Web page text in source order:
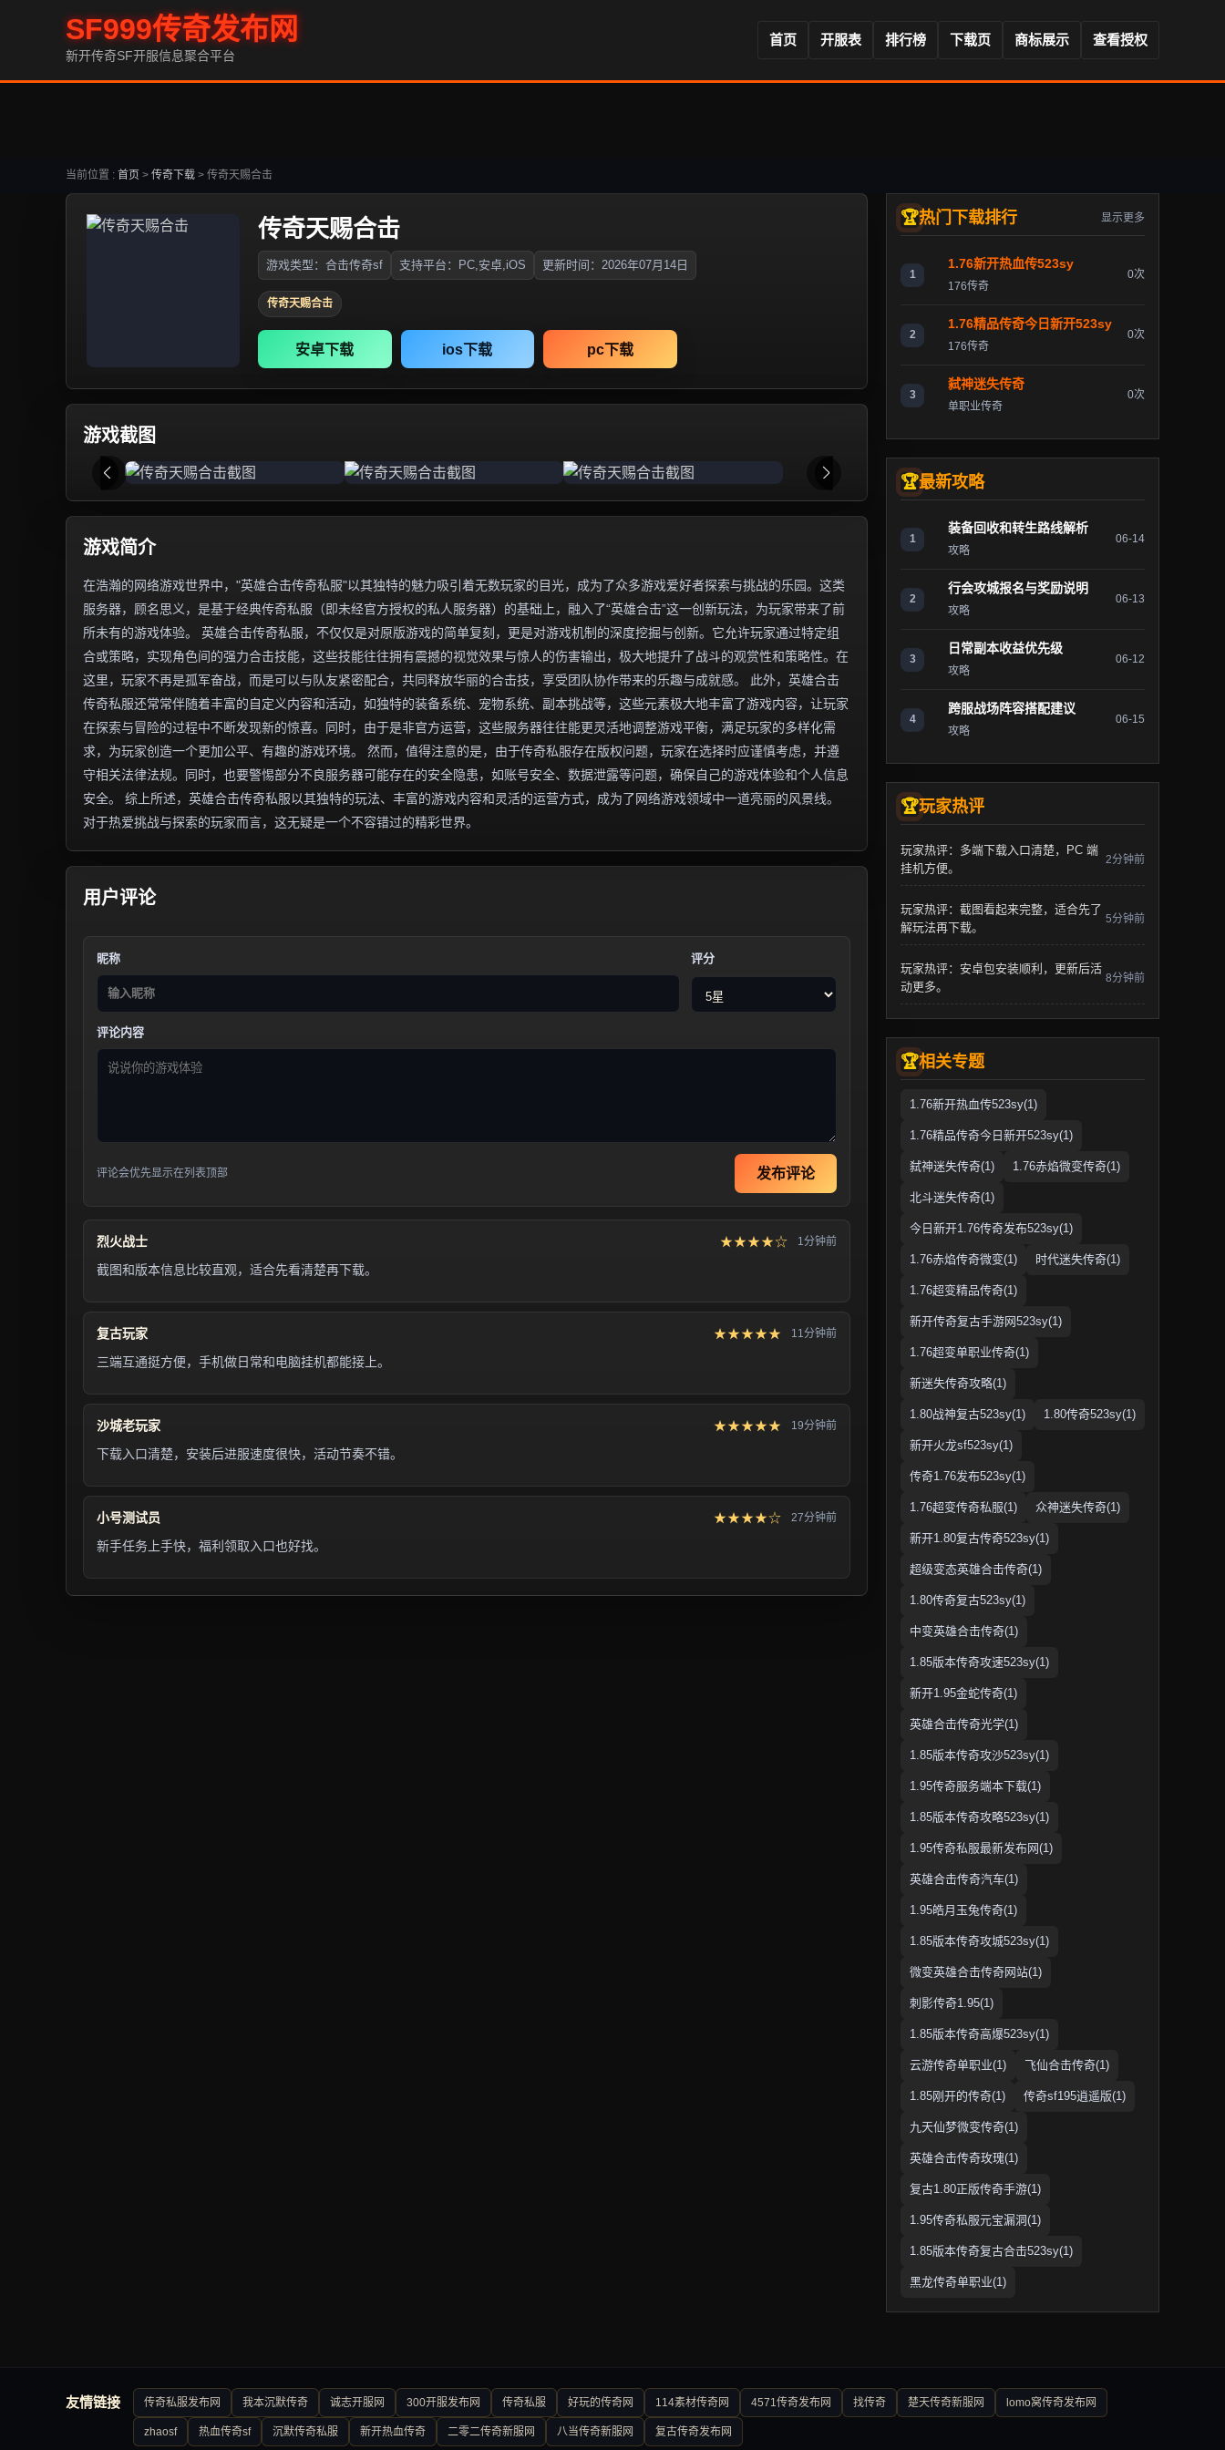
SF999传奇发布网
新开传奇SF开服信息聚合平台
首页 开服表 排行榜 下载页 商标展示 查看授权
当前位置 : 首页 > 传奇下载 > 传奇天赐合击
传奇天赐合击
游戏类型：合击传奇sf 支持平台：PC,安卓,iOS 更新时间：2026年07月14日
传奇天赐合击
安卓下载 ios下载 pc下载
游戏截图
游戏简介
在浩瀚的网络游戏世界中，"英雄合击传奇私服"以其独特的魅力吸引着无数玩家的目光，成为了众多游戏爱好者探索与挑战的乐园。这类
服务器，顾名思义，是基于经典传奇私服（即未经官方授权的私人服务器）的基础上，融入了“英雄合击”这一创新玩法，为玩家带来了前
所未有的游戏体验。 英雄合击传奇私服，不仅仅是对原版游戏的简单复刻，更是对游戏机制的深度挖掘与创新。它允许玩家通过特定组
合或策略，实现角色间的强力合击技能，这些技能往往拥有震撼的视觉效果与惊人的伤害输出，极大地提升了战斗的观赏性和策略性。在
这里，玩家不再是孤军奋战，而是可以与队友紧密配合，共同释放华丽的合击技，享受团队协作带来的乐趣与成就感。 此外，英雄合击
传奇私服还常常伴随着丰富的自定义内容和活动，如独特的装备系统、宠物系统、副本挑战等，这些元素极大地丰富了游戏内容，让玩家
在探索与冒险的过程中不断发现新的惊喜。同时，由于是非官方运营，这些服务器往往能更灵活地调整游戏平衡，满足玩家的多样化需
求，为玩家创造一个更加公平、有趣的游戏环境。 然而，值得注意的是，由于传奇私服存在版权问题，玩家在选择时应谨慎考虑，并遵
守相关法律法规。同时，也要警惕部分不良服务器可能存在的安全隐患，如账号安全、数据泄露等问题，确保自己的游戏体验和个人信息
安全。 综上所述，英雄合击传奇私服以其独特的玩法、丰富的游戏内容和灵活的运营方式，成为了网络游戏领域中一道亮丽的风景线。
对于热爱挑战与探索的玩家而言，这无疑是一个不容错过的精彩世界。
用户评论
昵称 评分
评论内容
评论会优先显示在列表顶部 发布评论
烈火战士 ★★★★☆ 1分钟前
截图和版本信息比较直观，适合先看清楚再下载。
复古玩家 ★★★★★ 11分钟前
三端互通挺方便，手机做日常和电脑挂机都能接上。
沙城老玩家 ★★★★★ 19分钟前
下载入口清楚，安装后进服速度很快，活动节奏不错。
小号测试员 ★★★★☆ 27分钟前
新手任务上手快，福利领取入口也好找。
热门下载排行 显示更多
1
1.76新开热血传523sy
176传奇
0次
2
1.76精品传奇今日新开523sy
176传奇
0次
3
弑神迷失传奇
单职业传奇
0次
最新攻略
1
装备回收和转生路线解析
攻略
06-14
2
行会攻城报名与奖励说明
攻略
06-13
3
日常副本收益优先级
攻略
06-12
4
跨服战场阵容搭配建议
攻略
06-15
玩家热评
玩家热评：多端下载入口清楚，PC 端
挂机方便。
2分钟前
玩家热评：截图看起来完整，适合先了
解玩法再下载。
5分钟前
玩家热评：安卓包安装顺利，更新后活
动更多。
8分钟前
相关专题
1.76新开热血传523sy(1)
1.76精品传奇今日新开523sy(1)
弑神迷失传奇(1) 1.76赤焰微变传奇(1)
北斗迷失传奇(1)
今日新开1.76传奇发布523sy(1)
1.76赤焰传奇微变(1) 时代迷失传奇(1)
1.76超变精品传奇(1)
新开传奇复古手游网523sy(1)
1.76超变单职业传奇(1)
新迷失传奇攻略(1)
1.80战神复古523sy(1) 1.80传奇523sy(1)
新开火龙sf523sy(1)
传奇1.76发布523sy(1)
1.76超变传奇私服(1) 众神迷失传奇(1)
新开1.80复古传奇523sy(1)
超级变态英雄合击传奇(1)
1.80传奇复古523sy(1)
中变英雄合击传奇(1)
1.85版本传奇攻速523sy(1)
新开1.95金蛇传奇(1)
英雄合击传奇光学(1)
1.85版本传奇攻沙523sy(1)
1.95传奇服务端本下载(1)
1.85版本传奇攻略523sy(1)
1.95传奇私服最新发布网(1)
英雄合击传奇汽车(1)
1.95皓月玉兔传奇(1)
1.85版本传奇攻城523sy(1)
微变英雄合击传奇网站(1)
刺影传奇1.95(1)
1.85版本传奇高爆523sy(1)
云游传奇单职业(1) 飞仙合击传奇(1)
1.85刚开的传奇(1) 传奇sf195逍遥版(1)
九天仙梦微变传奇(1)
英雄合击传奇玫瑰(1)
复古1.80正版传奇手游(1)
1.95传奇私服元宝漏洞(1)
1.85版本传奇复古合击523sy(1)
黑龙传奇单职业(1)
友情链接 传奇私服发布网 我本沉默传奇 诚志开服网 300开服发布网 传奇私服 好玩的传奇网 114素材传奇网 4571传奇发布网 找传奇 楚天传奇新服网 lomo窝传奇发布网
zhaosf 热血传奇sf 沉默传奇私服 新开热血传奇 二零二传奇新服网 八当传奇新服网 复古传奇发布网